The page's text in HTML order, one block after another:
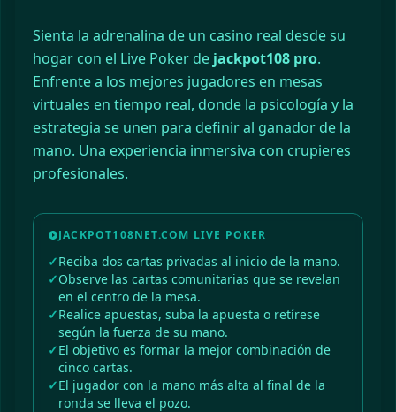
Sienta la adrenalina de un casino real desde su
hogar con el Live Poker de jackpot108 pro.
Enfrente a los mejores jugadores en mesas
virtuales en tiempo real, donde la psicología y la
estrategia se unen para definir al ganador de la
mano. Una experiencia inmersiva con crupieres
profesionales.
JACKPOT108NET.COM LIVE POKER
Reciba dos cartas privadas al inicio de la mano.
Observe las cartas comunitarias que se revelan
en el centro de la mesa.
Realice apuestas, suba la apuesta o retírese
según la fuerza de su mano.
El objetivo es formar la mejor combinación de
cinco cartas.
El jugador con la mano más alta al final de la
ronda se lleva el pozo.